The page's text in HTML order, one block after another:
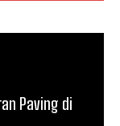
Paving di